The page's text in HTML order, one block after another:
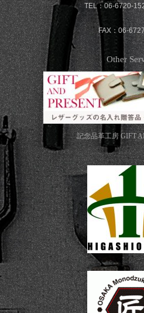
TEL：06-6720-
FAX：06-
Other
記念品革工房 GIFT